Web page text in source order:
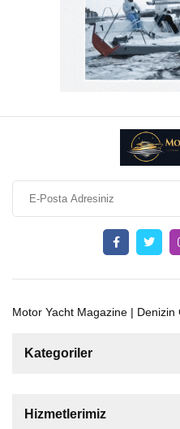
Motor Yacht Magazine |
Kategoriler
Tekne
Hizmetlerimiz